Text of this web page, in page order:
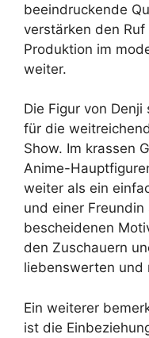
beeindruckende
verstärken den
Produktion im
weiter.
Die Figur von
für die
Show. Im krassen
Anime-
weiter als ein
und einer Freundin
bescheidenen
den Zuschauern
liebenswerten und
Ein weiterer
ist die